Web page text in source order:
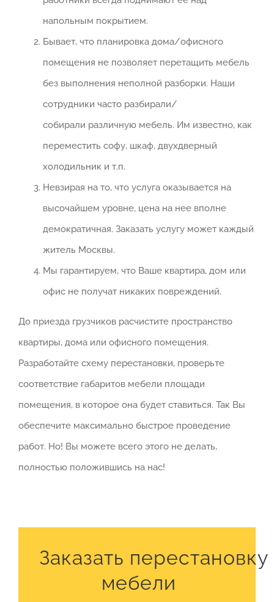
напольным покрытием.
Бывает, что планировка дома/офисного
помещения не позволяет перетащить мебель
без выполнения неполной разборки. Наши
сотрудники часто разбирали/
собирали различную мебель. Им известно, как
переместить софу, шкаф, двухдверный
холодильник и т.п.
Невзирая на то, что услуга оказывается на
высочайшем уровне, цена на нее вполне
демократичная. Заказать услугу может каждый
житель Москвы.
Мы гарантируем, что Ваше квартира, дом или
офис не получат никаких повреждений.
До приезда грузчиков расчистите пространство
квартиры, дома или офисного помещения.
Разработайте схему перестановки, проверьте
соответствие габаритов мебели площади
помещения, в которое она будет ставиться. Так Вы
обеспечите максимально быстрое проведение
работ. Но! Вы можете всего этого не делать,
полностью положившись на нас!
Заказать перестановку
мебели